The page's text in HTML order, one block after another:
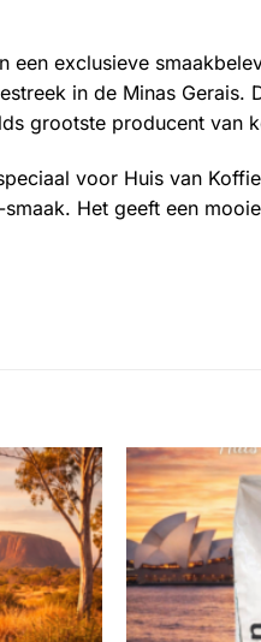
exclusieve
in de Minas
grootste producent van
voor Huis van
Het geeft een